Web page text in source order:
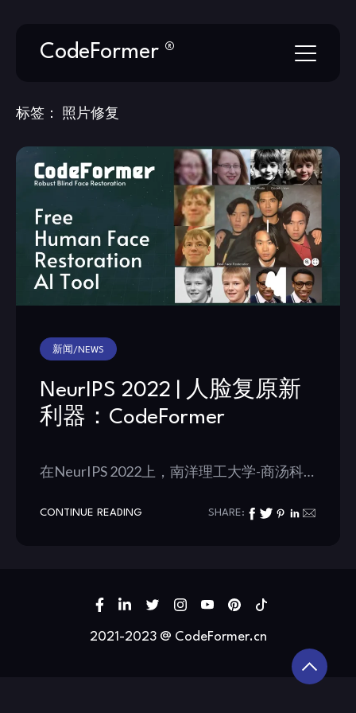
CodeFormer ®
标签： 照片修复
新闻/NEWS
NeurIPS 2022 | 人脸复原新
利器：CodeFormer
在NeurIPS 2022上，南洋理工大学-商汤科…
CONTINUE READING SHARE:
2021-2023 @ CodeFormer.cn